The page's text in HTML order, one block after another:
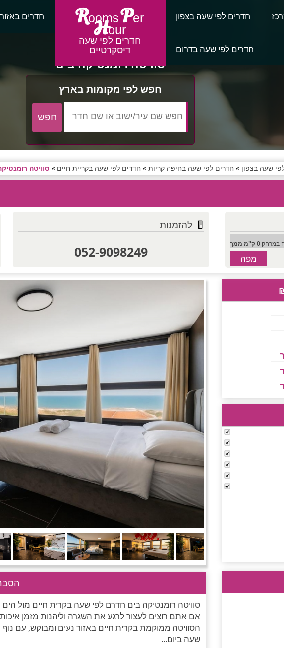
חדרים באזור Rooms Per
Hour
חדרים לפי שעה
דיסקרטיים
חדרים לפי שעה בצפון
חדרים לפי שעה בדרום
סוויטה רומנטיקה בים
חפש לפי מקומות בארץ
שעה בצפון » חדרים לפי שעה בחיפה קריות» חדרים לפי שעה בקריית חיים » סוויטה
במרחק0 ק''מ ממך
מפה
להזמנות
052-9098249
טוען
סוויטה רומנטיקה בים חדרם לפי שעה בקרית חיים מול הים
אם אתם רוצים לעצור לרגע את השגרה וליהנות מזמן
הסוויטה ממוקמת בקרית חיים באזור נעים ומבוקש, עם
שעה ביום...